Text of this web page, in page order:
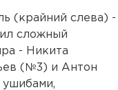
(крайний слева) -
сложный
- Никита
(№3) и Антон